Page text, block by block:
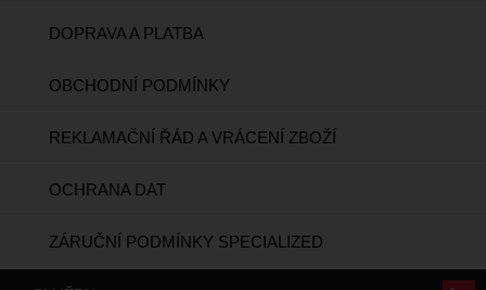
DOPRAVA A PLATBA
OBCHODNÍ PODMÍNKY
REKLAMAČNÍ ŘÁD A VRÁCENÍ ZBOŽÍ
OCHRANA DAT
ZÁRUČNÍ PODMÍNKY SPECIALIZED